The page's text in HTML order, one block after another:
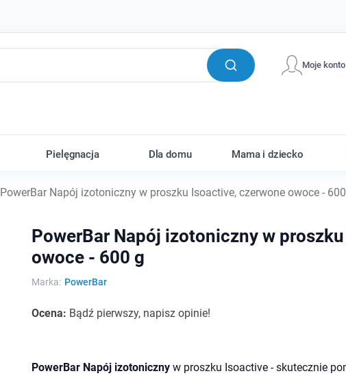
Moje konto
Pielęgnacja Dla domu Mama i dziecko
PowerBar Napój izotoniczny w proszku Isoactive, czerwone owoce -
PowerBar Napój izotoniczny w
owoce - 600 g
Marka: PowerBar
Ocena: Bądź pierwszy, napisz opinie!
PowerBar Napój izotonicznyw proszku Isoactive - skutecznie